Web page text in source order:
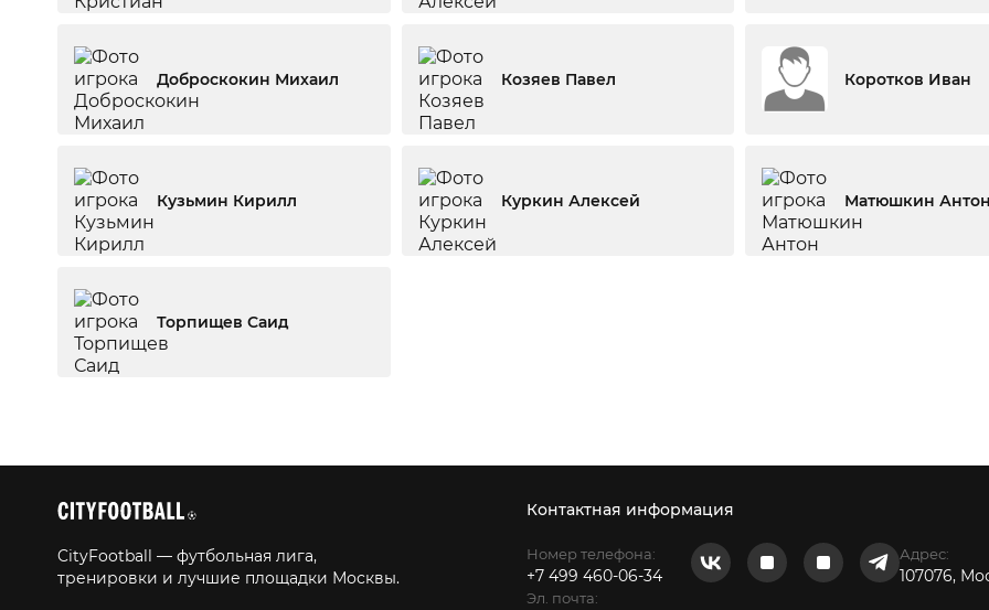
Доброскокин Михаил Козяев Павел Коротков Иван
Кузьмин Кирилл Куркин Алексей Матюшкин
Торпищев Саид
CityFootball — футбольная лига,
тренировки и лучшие площадки Москвы.
Контактная информация
Номер телефона:
+7 499 460-06-34
Эл. почта:
Адрес:
107076,